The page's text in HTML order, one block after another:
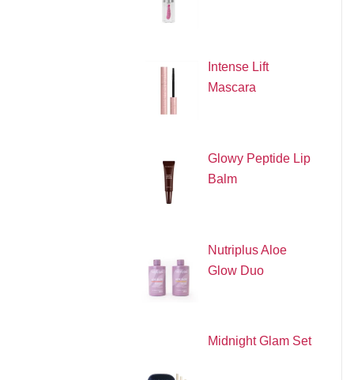
Intense Lift
Mascara
Glowy Peptide Lip
Balm
Nutriplus Aloe
Glow Duo
Midnight Glam Set